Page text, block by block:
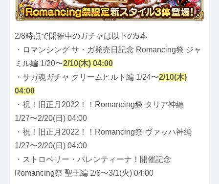
2/8時点で開催中のガチャは以下の5本
・ロマンシング サ・ガ発売日記念 Romancing祭 ジャ
ミル編 1/20〜2/10(木) 04:00
・サガ魂ガチャ クリームヒルト編 1/24〜2/10(木)
04:00
・祝！旧正月2022！！Romancing祭 タリア神編
1/27〜2/20(日) 04:00
・祝！旧正月2022！！Romancing祭 ヴァッハ神編
1/27〜2/20(日) 04:00
・ストロベリー・バレンティーナ！開催記念
Romancing祭 聖王編 2/8〜3/1(火) 04:00